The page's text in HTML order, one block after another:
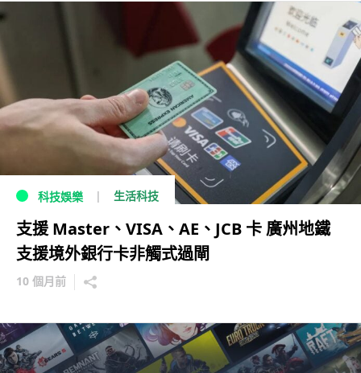
科技娛樂 生活科技
支援 Master、VISA、AE、JCB 卡 廣州地鐵
支援境外銀行卡非觸式過閘
10 個月前